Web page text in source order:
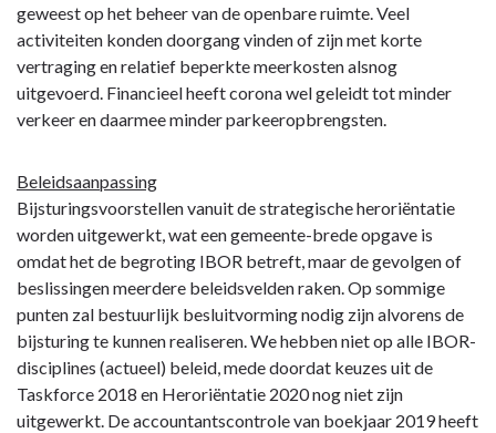
geweest op het beheer van de openbare ruimte. Veel
activiteiten konden doorgang vinden of zijn met korte
vertraging en relatief beperkte meerkosten alsnog
uitgevoerd. Financieel heeft corona wel geleidt tot minder
verkeer en daarmee minder parkeeropbrengsten.
Beleidsaanpassing
Bijsturingsvoorstellen vanuit de strategische heroriëntatie
worden uitgewerkt, wat een gemeente-brede opgave is
omdat het de begroting IBOR betreft, maar de gevolgen of
beslissingen meerdere beleidsvelden raken. Op sommige
punten zal bestuurlijk besluitvorming nodig zijn alvorens de
bijsturing te kunnen realiseren. We hebben niet op alle IBOR-
disciplines (actueel) beleid, mede doordat keuzes uit de
Taskforce 2018 en Heroriëntatie 2020 nog niet zijn
uitgewerkt. De accountantscontrole van boekjaar 2019 heeft